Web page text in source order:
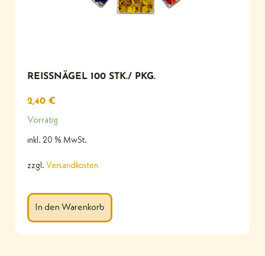
REISSNÄGEL 100 STK./ PKG.
2,40 €
Vorrätig
inkl. 20 % MwSt.
zzgl. Versandkosten
In den Warenkorb